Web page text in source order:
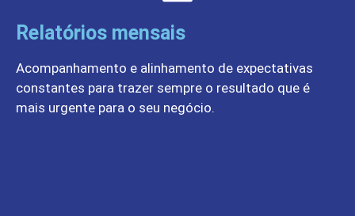
Relatórios mensais
Acompanhamento e alinhamento de expectativas
constantes para trazer sempre o resultado que é
mais urgente para o seu negócio.